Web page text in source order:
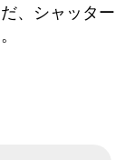
、シャッター